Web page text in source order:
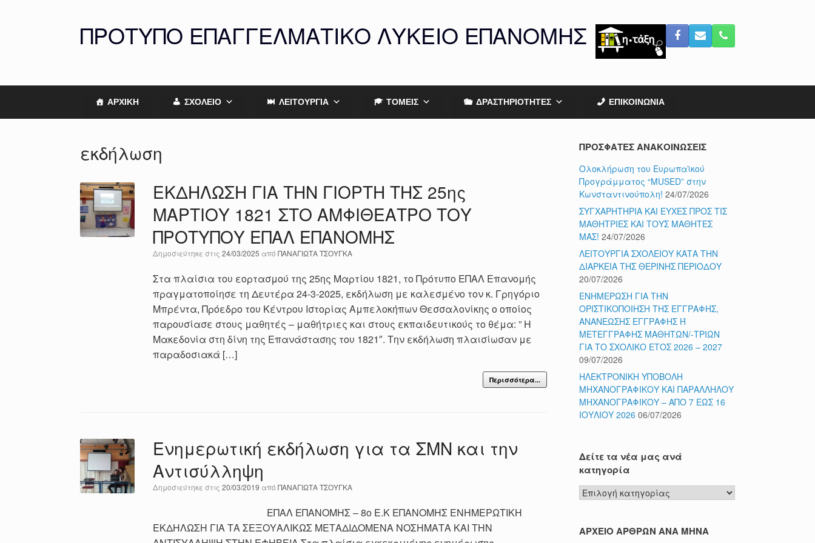
ΠΡΟΤΥΠΟ ΕΠΑΓΓΕΛΜΑΤΙΚΟ ΛΥΚΕΙΟ ΕΠΑΝΟΜΗΣ
ΑΡΧΙΚΗ ΣΧΟΛΕΙΟ ΛΕΙΤΟΥΡΓΙΑ ΤΟΜΕΙΣ ΔΡΑΣΤΗΡΙΟΤΗΤΕΣ ΕΠΙΚΟΙΝΩΝΙΑ
εκδήλωση
ΕΚΔΗΛΩΣΗ ΓΙΑ ΤΗΝ ΓΙΟΡΤΗ ΤΗΣ 25ης
ΜΑΡΤΙΟΥ 1821 ΣΤΟ ΑΜΦΙΘΕΑΤΡΟ ΤΟΥ
ΠΡΟΤΥΠΟΥ ΕΠΑΛ ΕΠΑΝΟΜΗΣ
Δημοσιεύτηκε στις24/03/2025 απόΠΑΝΑΓΙΩΤΑ ΤΣΟΥΓΚΑ
Στα πλαίσια του εορτασμού της 25ης Μαρτίου 1821, το Πρότυπο ΕΠΑΛ Επανομής
πραγματοποίησε τη Δευτέρα 24-3-2025, εκδήλωση με καλεσμένο τον κ. Γρηγόριο
Μπρέντα, Πρόεδρο του Κέντρου Ιστορίας Αμπελοκήπων Θεσσαλονίκης ο οποίος
παρουσίασε στους μαθητές – μαθήτριες και στους εκπαιδευτικούς το θέμα: ” Η
Μακεδονία στη δίνη της Επανάστασης του 1821″. Την εκδήλωση πλαισίωσαν με
παραδοσιακά […]
Περισσότερα...
Ενημερωτική εκδήλωση για τα ΣΜΝ και την
Αντισύλληψη
Δημοσιεύτηκε στις20/03/2019 απόΠΑΝΑΓΙΩΤΑ ΤΣΟΥΓΚΑ
ΕΠΑΛ ΕΠΑΝΟΜΗΣ – 8ο Ε.Κ ΕΠΑΝΟΜΗΣ ΕΝΗΜΕΡΩΤΙΚΗ
ΕΚΔΗΛΩΣΗ ΓΙΑ ΤΑ ΣEΞΟΥΑΛΙΚΩΣ ΜΕΤΑΔΙΔΟΜΕΝΑ ΝΟΣΗΜΑΤΑ ΚΑΙ ΤΗΝ
ΠΡΟΣΦΑΤΕΣ ΑΝΑΚΟΙΝΩΣΕΙΣ
Ολοκλήρωση του Ευρωπαϊκού
Προγράμματος “MUSED” στην
Κωνσταντινούπολη! 24/07/2026
ΣΥΓΧΑΡΗΤΗΡΙΑ ΚΑΙ ΕΥΧΕΣ ΠΡΟΣ ΤΙΣ
ΜΑΘΗΤΡΙΕΣ ΚΑΙ ΤΟΥΣ ΜΑΘΗΤΕΣ
ΜΑΣ! 24/07/2026
ΛΕΙΤΟΥΡΓΙΑ ΣΧΟΛΕΙΟΥ ΚΑΤΑ ΤΗΝ
ΔΙΑΡΚΕΙΑ ΤΗΣ ΘΕΡΙΝΗΣ ΠΕΡΙΟΔΟΥ
20/07/2026
ΕΝΗΜΕΡΩΣΗ ΓΙΑ ΤΗΝ
ΟΡΙΣΤΙΚΟΠΟΙΗΣΗ ΤΗΣ ΕΓΓΡΑΦΗΣ,
ΑΝΑΝΕΩΣΗΣ ΕΓΓΡΑΦΗΣ Ή
ΜΕΤΕΓΓΡΑΦΗΣ ΜΑΘΗΤΩΝ/-ΤΡΙΩΝ
ΓΙΑ ΤΟ ΣΧΟΛΙΚΟ ΕΤΟΣ 2026 – 2027
09/07/2026
ΗΛΕΚΤΡΟΝΙΚΗ ΥΠΟΒΟΛΗ
ΜΗΧΑΝΟΓΡΑΦΙΚΟΥ ΚΑΙ ΠΑΡΑΛΛΗΛΟΥ
ΜΗΧΑΝΟΓΡΑΦΙΚΟΥ – ΑΠΟ 7 ΕΩΣ 16
ΙΟΥΛΙΟΥ 2026 06/07/2026
Δείτε τα νέα μας ανά
κατηγορία
Δείτε
τα
μας
ΑΡΧΕΙΟ ΑΡΘΡΩΝ ΑΝΑ ΜΗΝΑ